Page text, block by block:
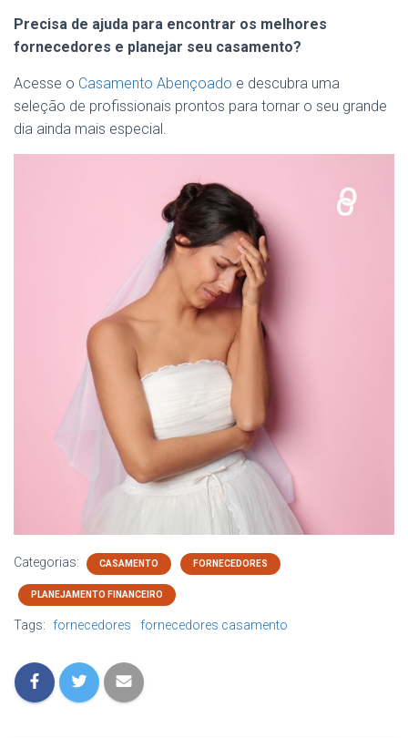
Precisa de ajuda para encontrar os melhores
fornecedores e planejar seu casamento?
Acesse o Casamento Abençoado e descubra uma
seleção de profissionais prontos para tornar o seu grande
dia ainda mais especial.
Categorias: CASAMENTO FORNECEDORES
PLANEJAMENTO FINANCEIRO
Tags: fornecedores fornecedores casamento